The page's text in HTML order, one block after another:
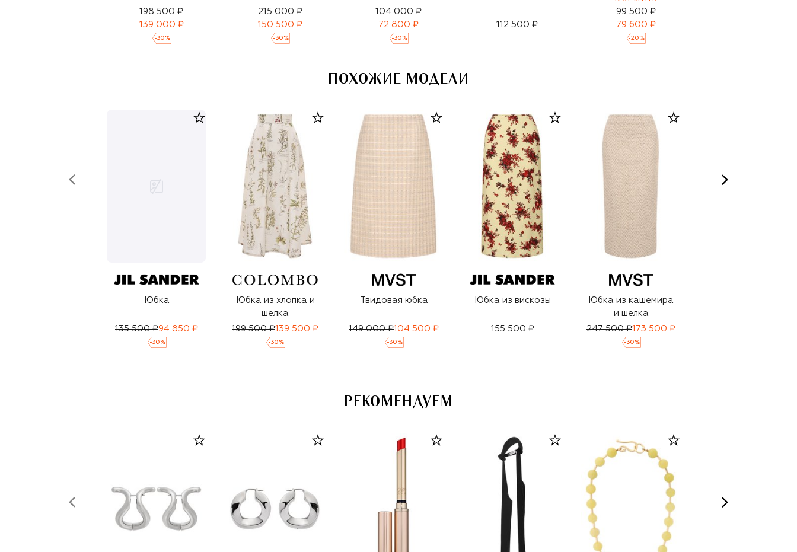
198 500 ₽
139 000 ₽
-30 %
215 000 ₽
150 500 ₽
-30 %
104 000 ₽
72 800 ₽
-30 %
112 500 ₽
99 500 ₽
79 600 ₽
-20 %
ПОХОЖИЕ МОДЕЛИ
Юбка
135 500 ₽94 850 ₽
-30 %
Юбка из хлопка и
шелка
199 500 ₽139 500 ₽
-30 %
Твидовая юбка
149 000 ₽104 500 ₽
-30 %
Юбка из вискозы
155 500 ₽
Юбка из кашемира
и шелка
247 500 ₽173 500 ₽
-30 %
РЕКОМЕНДУЕМ